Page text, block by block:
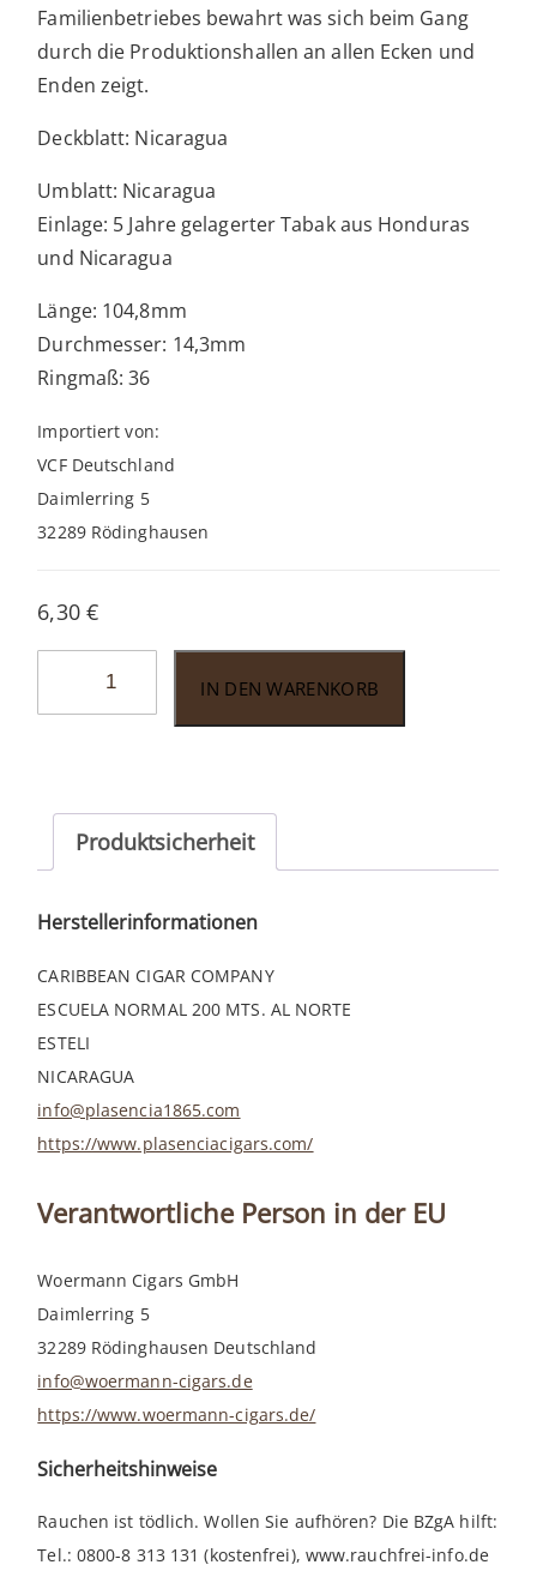
Familienbetriebes bewahrt was sich beim Gang
durch die Produktionshallen an allen Ecken und
Enden zeigt.
Deckblatt: Nicaragua
Umblatt: Nicaragua
Einlage: 5 Jahre gelagerter Tabak aus Honduras
und Nicaragua
Länge: 104,8mm
Durchmesser: 14,3mm
Ringmaß: 36
Importiert von:
VCF Deutschland
Daimlerring 5
32289 Rödinghausen
6,30 €
IN DEN WARENKORB
Produktsicherheit
Herstellerinformationen
CARIBBEAN CIGAR COMPANY
ESCUELA NORMAL 200 MTS. AL NORTE
ESTELI
NICARAGUA
info@plasencia1865.com
https://www.plasenciacigars.com/
Verantwortliche Person in der EU
Woermann Cigars GmbH
Daimlerring 5
32289 Rödinghausen Deutschland
info@woermann-cigars.de
https://www.woermann-cigars.de/
Sicherheitshinweise
Rauchen ist tödlich. Wollen Sie aufhören? Die BZgA hilft:
Tel.: 0800-8 313 131 (kostenfrei), www.rauchfrei-info.de